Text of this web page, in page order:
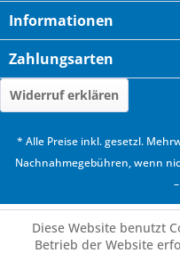
Informationen
Zahlungsarten
Widerruf erklären
* Alle Preise inkl. gesetzl.
Nachnahmegebühren, wenn
Diese Website benutzt
Betrieb der Website